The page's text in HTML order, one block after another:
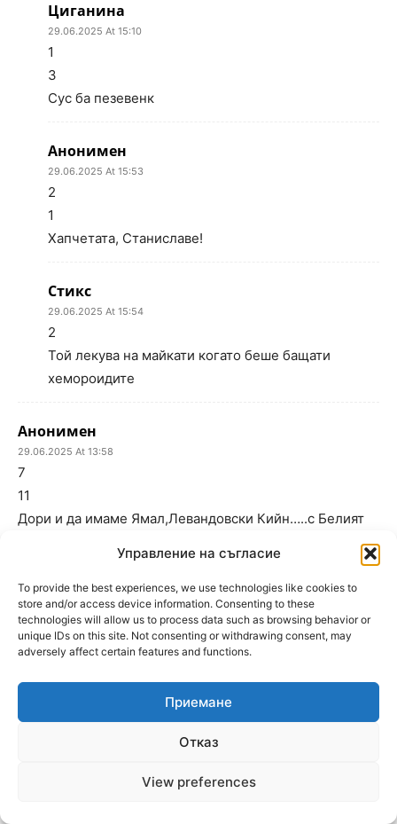
Управление на съгласие
To provide the best experiences, we use technologies like cookies to
store and/or access device information. Consenting to these
technologies will allow us to process data such as browsing behavior or
unique IDs on this site. Not consenting or withdrawing consent, may
adversely affect certain features and functions.
Приемане
Отказ
View preferences
Циганина
29.06.2025 At 15:10
1
3
Сус ба пезевенк
Анонимен
29.06.2025 At 15:53
2
1
Хапчетата, Станиславе!
Стикс
29.06.2025 At 15:54
2
Той лекува на майкати когато беше бащати
хемороидите
Анонимен
29.06.2025 At 13:58
7
11
Дори и да имаме Ямал,Левандовски Кийн…..с Белият
максимум 7мо място!.Слаб ,страхлив и комплексиран
треньор!!Добре че и феновете не са много умни и не
помнят,какъв футбол играхме при този нещастник!
Анонимен
29.06.2025 At 14:02
Юрген Клоп ще вземем , той е свободен , да
теиба в простата тиква , почнахте да плюете